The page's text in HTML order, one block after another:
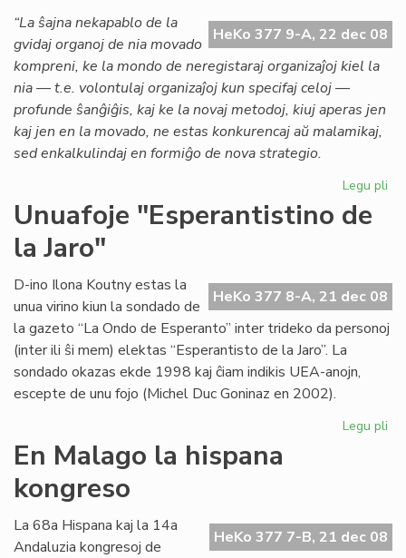
al
HeKo 377 9-A, 22 dec 08
“La ŝajna nekapablo de la
gvidaj organoj de nia movado
kompreni, ke la mondo de neregistaraj organizaĵoj kiel la
nia — t.e. volontulaj organizaĵoj kun specifaj celoj —
profunde ŝanĝiĝis, kaj ke la novaj metodoj, kiuj aperas jen
kaj jen en la movado, ne estas konkurencaj aŭ malamikaj,
sed enkalkulindaj en formiĝo de nova strategio.
Legu pli
Unuafoje "Esperantistino de
la Jaro"
HeKo 377 8-A, 21 dec 08
D-ino Ilona Koutny estas la
unua virino kiun la sondado de
la gazeto “La Ondo de Esperanto” inter trideko da personoj
(inter ili ŝi mem) elektas “Esperantisto de la Jaro”. La
sondado okazas ekde 1998 kaj ĉiam indikis UEA-anojn,
escepte de unu fojo (Michel Duc Goninaz en 2002).
Legu pli
En Malago la hispana
kongreso
HeKo 377 7-B, 21 dec 08
La 68a Hispana kaj la 14a
Andaluzia kongresoj de